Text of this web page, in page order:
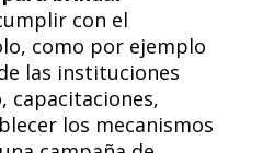
con el
como por ejemplo
las instituciones
capacitaciones,
los mecanismos